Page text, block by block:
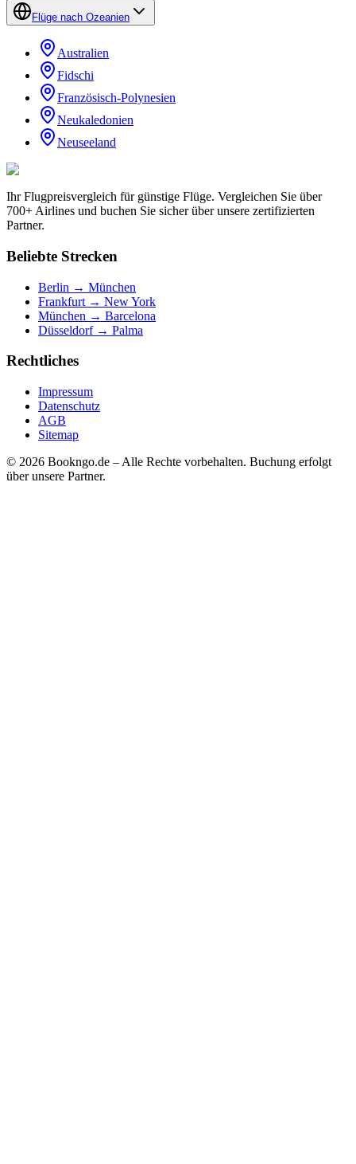
Flüge nach Ozeanien
Australien
Fidschi
Französisch-Polynesien
Neukaledonien
Neuseeland
Ihr Flugpreisvergleich für günstige Flüge. Vergleichen Sie über
700+ Airlines und buchen Sie sicher über unsere zertifizierten
Partner.
Beliebte Strecken
Berlin → München
Frankfurt → New York
München → Barcelona
Düsseldorf → Palma
Rechtliches
Impressum
Datenschutz
AGB
Sitemap
© 2026 Bookngo.de – Alle Rechte vorbehalten. Buchung erfolgt
über unsere Partner.